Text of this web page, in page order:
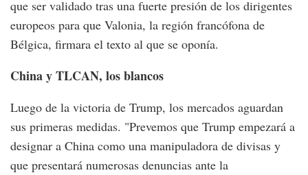
que ser validado tras una fuerte presión de los dirigentes
europeos para que Valonia, la región francófona de
Bélgica, firmara el texto al que se oponía.
China y TLCAN, los blancos
Luego de la victoria de Trump, los mercados aguardan
sus primeras medidas. "Prevemos que Trump empezará a
designar a China como una manipuladora de divisas y
que presentará numerosas denuncias ante la